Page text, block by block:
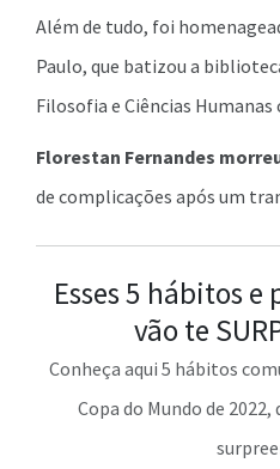
Além de tudo, foi
Paulo, que batizou a
Filosofia e Ciências Humanas
Florestan Fernandes
de complicações após um
Esses 5 hábitos
vão te
Conheça aqui 5 hábitos
Copa do Mundo de